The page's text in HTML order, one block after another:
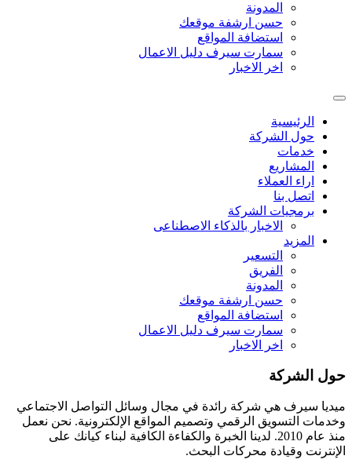
المدونة
حسن ارشفة موقعك
استضافة المواقع
سمارت سيرف دليل الاعمال
اخر الاخبار
الرئيسية
حول الشركة
خدمات
المشاريع
اراء العملاء
اتصل بنا
برمجيات الشركة
الاخبار بالذكاء الاصطناعى
المزيد
التسعير
الفريق
المدونة
حسن ارشفة موقعك
استضافة المواقع
سمارت سيرف دليل الاعمال
اخر الاخبار
حول الشركة
ميديا ​​سيرف هي شركة رائدة في مجال وسائل التواصل الاجتماعي
وخدمات التسويق الرقمي وتصميم المواقع الإلكترونية. نحن نعمل
منذ عام 2010. لدينا الخبرة والكفاءة الكافية لبناء كيانك على
الإنترنت وقيادة محركات البحث.